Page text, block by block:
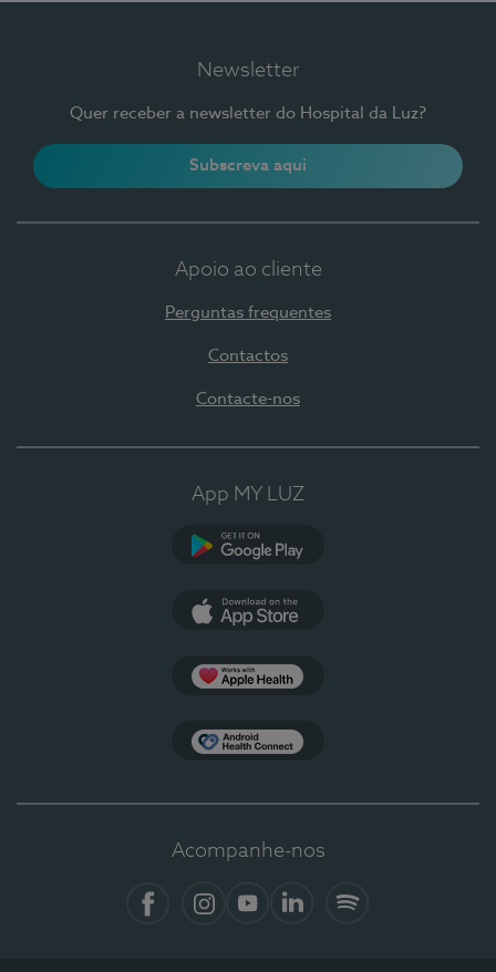
Newsletter
Quer receber a newsletter do Hospital da Luz?
Subscreva aqui
Apoio ao cliente
Perguntas frequentes
Contactos
Contacte-nos
App MY LUZ
Acompanhe-nos